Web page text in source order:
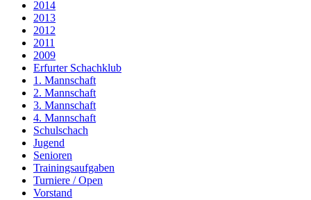
2014
2013
2012
2011
2009
Erfurter Schachklub
1. Mannschaft
2. Mannschaft
3. Mannschaft
4. Mannschaft
Schulschach
Jugend
Senioren
Trainingsaufgaben
Turniere / Open
Vorstand